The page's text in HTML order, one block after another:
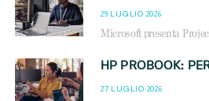
29 LUGLIO 2026
27 LUGLIO 2026